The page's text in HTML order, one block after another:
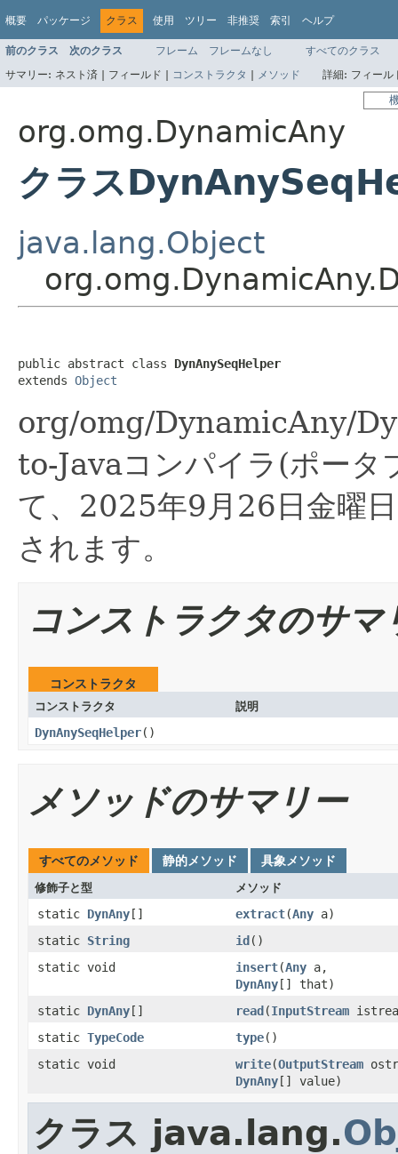
概要 パッケージ クラス 使用 ツリー 非推奨 索引 ヘルプ
前のクラス 次のクラス フレーム フレームなし
すべてのクラス
サマリー: ネスト済 | フィールド | コンストラクタ | メソッド 詳細: フィー
org.omg.DynamicAny
クラス
java.lang.Object
public abstract class DynAnySeqHelper
extends Object
org/omg/DynamicAny/
to-Javaコンパイラ(ポータ
て、2025年9月26日金曜
されます。
コンストラクタのサマ
コンストラクタ
コンストラクタ 説明
DynAnySeqHelper()
メソッドのサマリー
すべてのメソッド 静的メソッド 具象メソッド
修飾子と型 メソッド
static DynAny[] extract(Any a)
static String id()
static void
insert(Any a,
DynAny[] that)
static DynAny[] read(InputStream
static TypeCode type()
static void
write(OutputStream
DynAny[] value)
クラス java.lang.